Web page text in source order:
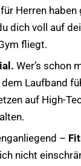
Herren
dich voll auf
fliegt.
Wer’s schon
Laufband
auf High-
–
nicht